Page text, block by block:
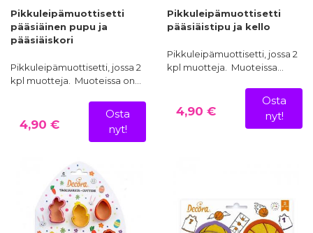
Pikkuleipämuottisetti
pääsiäinen pupu ja
pääsiäiskori
Pikkuleipämuottisetti, jossa 2
kpl muotteja. Muoteissa on…
4,90 €
Osta
nyt!
Pikkuleipämuottisetti
pääsiäistipu ja kello
Pikkuleipämuottisetti, jossa 2
kpl muotteja. Muoteissa…
4,90 €
Osta
nyt!